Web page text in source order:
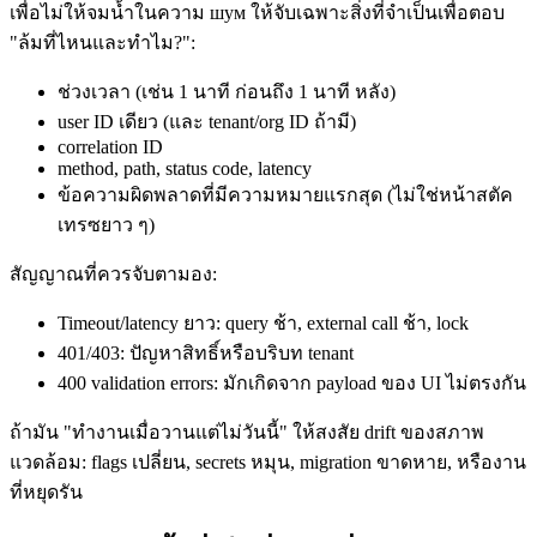
เพื่อไม่ให้จมน้ำในความ шум ให้จับเฉพาะสิ่งที่จำเป็นเพื่อตอบ
"ล้มที่ไหนและทำไม?":
ช่วงเวลา (เช่น 1 นาที ก่อนถึง 1 นาที หลัง)
user ID เดียว (และ tenant/org ID ถ้ามี)
correlation ID
method, path, status code, latency
ข้อความผิดพลาดที่มีความหมายแรกสุด (ไม่ใช่หน้าสตัค
เทรซยาว ๆ)
สัญญาณที่ควรจับตามอง:
Timeout/latency ยาว: query ช้า, external call ช้า, lock
401/403: ปัญหาสิทธิ์หรือบริบท tenant
400 validation errors: มักเกิดจาก payload ของ UI ไม่ตรงกัน
ถ้ามัน "ทำงานเมื่อวานแต่ไม่วันนี้" ให้สงสัย drift ของสภาพ
แวดล้อม: flags เปลี่ยน, secrets หมุน, migration ขาดหาย, หรืองาน
ที่หยุดรัน